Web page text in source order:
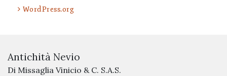
WordPress.org
Antichità Nevio
Di Missaglia Vinicio & C. S.A.S.